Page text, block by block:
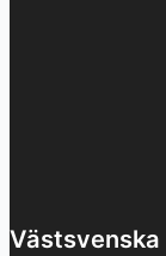
Västsvenska